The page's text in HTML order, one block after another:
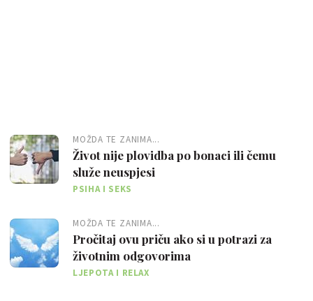
MOŽDA TE ZANIMA...
Život nije plovidba po bonaci ili čemu
služe neuspjesi
PSIHA I SEKS
MOŽDA TE ZANIMA...
Pročitaj ovu priču ako si u potrazi za
životnim odgovorima
LJEPOTA I RELAX